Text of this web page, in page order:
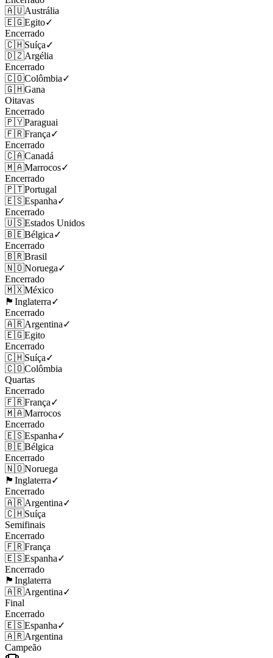
🇦🇺Austrália
🇪🇬Egito✓
Encerrado
🇨🇭Suíça✓
🇩🇿Argélia
Encerrado
🇨🇴Colômbia✓
🇬🇭Gana
Oitavas
Encerrado
🇵🇾Paraguai
🇫🇷França✓
Encerrado
🇨🇦Canadá
🇲🇦Marrocos✓
Encerrado
🇵🇹Portugal
🇪🇸Espanha✓
Encerrado
🇺🇸Estados Unidos
🇧🇪Bélgica✓
Encerrado
🇧🇷Brasil
🇳🇴Noruega✓
Encerrado
🇲🇽México
🏴󠁧󠁢󠁥󠁮󠁧󠁿 Inglaterra✓
Encerrado
🇦🇷Argentina✓
🇪🇬Egito
Encerrado
🇨🇭Suíça✓
🇨🇴Colômbia
Quartas
Encerrado
🇫🇷França✓
🇲🇦Marrocos
Encerrado
🇪🇸Espanha✓
🇧🇪Bélgica
Encerrado
🇳🇴Noruega
🏴󠁧󠁢󠁥󠁮󠁧󠁿 Inglaterra✓
Encerrado
🇦🇷Argentina✓
🇨🇭Suíça
Semifinais
Encerrado
🇫🇷França
🇪🇸Espanha✓
Encerrado
🏴󠁧󠁢󠁥󠁮󠁧󠁿 Inglaterra
🇦🇷Argentina✓
Final
Encerrado
🇪🇸Espanha✓
🇦🇷Argentina
Campeão